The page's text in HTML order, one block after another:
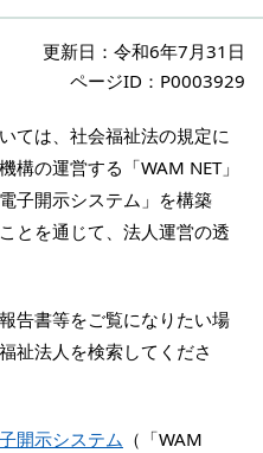
更新日： 令和6年7月31日
ページID：P0003929
ては、社会福祉法の規定に
の運営する「WAM NET」
子開示システム」を構築
とを通じて、法人運営の透
告書等をご覧になりたい場
祉法人を検索してくださ
開示システム （「WAM